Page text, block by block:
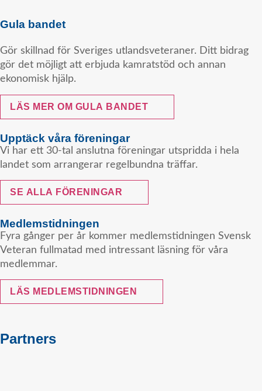
Gula bandet
Gör skillnad för Sveriges utlandsveteraner. Ditt bidrag
gör det möjligt att erbjuda kamratstöd och annan
ekonomisk hjälp.
LÄS MER OM GULA BANDET
Upptäck våra föreningar
Vi har ett 30-tal anslutna föreningar utspridda i hela
landet som arrangerar regelbundna träffar.
SE ALLA FÖRENINGAR
Medlemstidningen
Fyra gånger per år kommer medlemstidningen Svensk
Veteran fullmatad med intressant läsning för våra
medlemmar.
LÄS MEDLEMSTIDNINGEN
Partners